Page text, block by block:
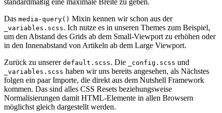
Das media-query() Mixin kennen wir schon aus der
_variables.scss. Ich nutze es in unseren Themes zum Beispiel,
um den Abstand des Grids ab dem Small-Viewport zu erhöhen oder
in den Innenabstand von Artikeln ab dem Large Viewport.
Zurück zu unserer default.scss. Die _config.scss und
_variables.scss haben wir uns bereits angesehen, als Nächstes
folgen ein paar Importe, die direkt aus dem Nutshell Framework
kommen. Das sind alles CSS Resets beziehungsweise
Normalisierungen damit HTML-Elemente in allen Browsern
möglichst gleich dargestellt werden.